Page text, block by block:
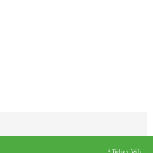
Affichage Web